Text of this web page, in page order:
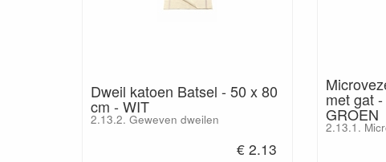
Dweil katoen Batsel - 50 x 80
cm - WIT
2.13.2. Geweven dweilen
€ 2.13
met gat
GROEN
2.13.1.